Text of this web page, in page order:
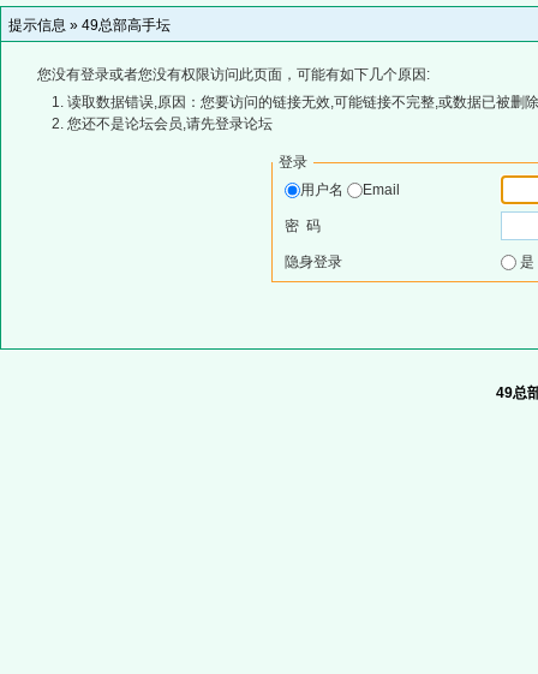
提示信息 » 49总部高手坛
您没有登录或者您没有权限访问此页面，可能有如下几个原因:
读取数据错误,原因：您要访问的链接无效,可能链接不完整,或数据已被删
您还不是论坛会员,请先登录论坛
登录
用户名
Email
密 码
隐身登录
49总